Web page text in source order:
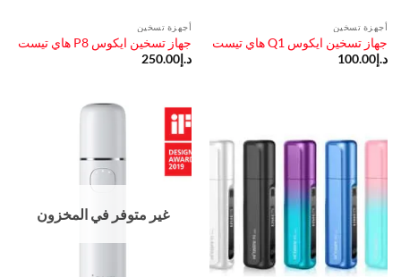
أجهزة تسخين
جهاز تسخين ايكوس Q1 هاي تيست
د.إ 100.00
أجهزة تسخين
جهاز تسخين ايكوس P8 هاي تيست
د.إ 250.00
غير متوفر في المخزون